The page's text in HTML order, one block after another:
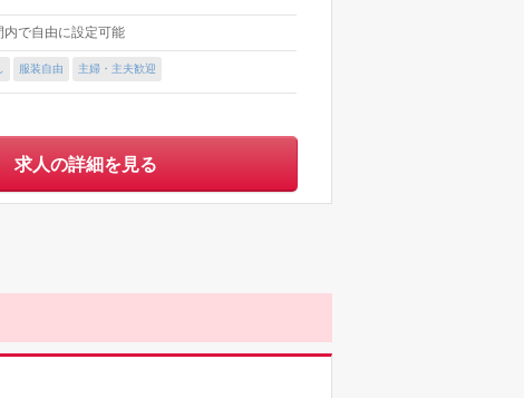
で自由に設定可能
服装自由 主婦・主夫歓迎
求人の詳細を見る